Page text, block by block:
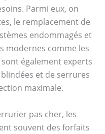
Parmi eux, on
le remplacement de
endommagés et
modernes comme les
également experts
et de serrures
maximale.
pas cher, les
souvent des forfaits